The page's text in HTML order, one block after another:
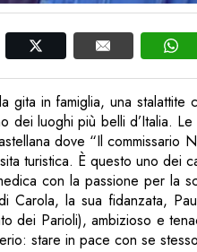
gita in famiglia, una stalattite
dei luoghi più belli d’Italia.
dove “Il commissario
turistica. È questo uno dei
con la passione per la
Carola, la sua fidanzata,
dei Parioli), ambizioso e
stare in pace con se